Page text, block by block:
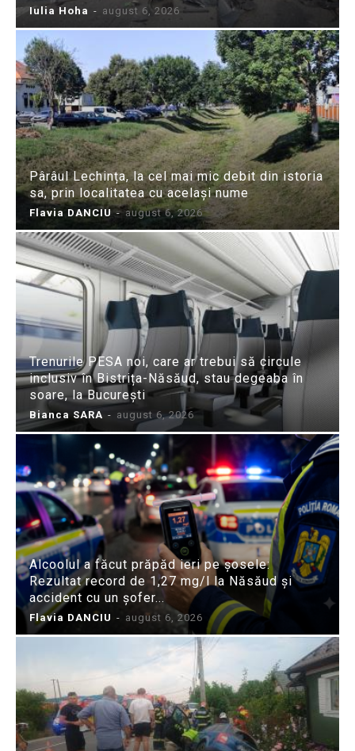
Iulia Hoha - august 6, 2026
Pârâul Lechința, la cel mai mic debit din istoria
sa, prin localitatea cu același nume
Flavia DANCIU - august 6, 2026
Trenurile PESA noi, care ar trebui să circule
inclusiv în Bistrița-Năsăud, stau degeaba în
soare, la București
Bianca SARA - august 6, 2026
Alcoolul a făcut prăpăd ieri pe șosele:
Rezultat record de 1,27 mg/l la Năsăud și
accident cu un șofer...
Flavia DANCIU - august 6, 2026